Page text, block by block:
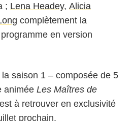
; Lena Headey, Alicia
complètement la
en version
saison 1 – composée de 5
animée Les Maîtres de
est à retrouver en exclusivité
prochain.